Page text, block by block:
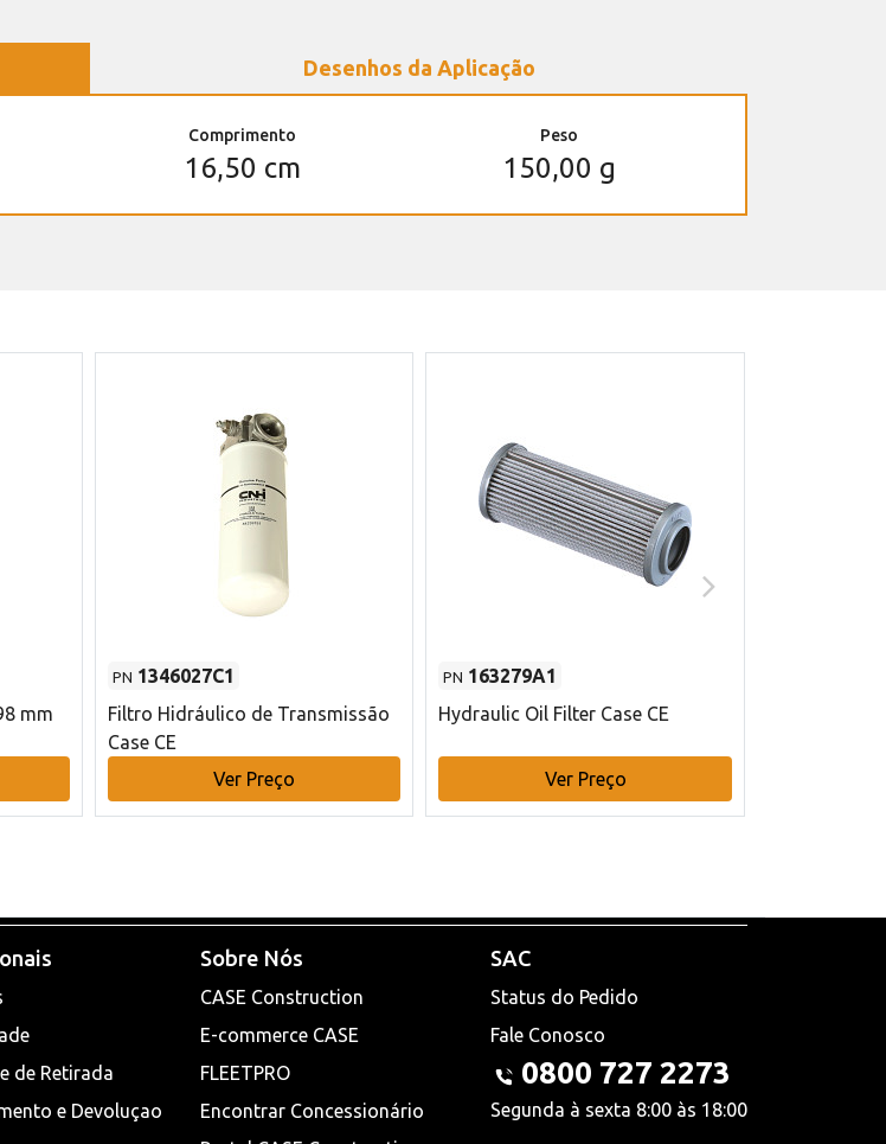
Desenhos da Aplicação
Comprimento
16,50 cm
Peso
150,00 g
mm
PN 1346027C1
Filtro Hidráulico de Transmissão
Case CE
Ver Preço
PN 163279A1
Hydraulic Oil Filter Case CE
Ver Preço
de Retirada
e Devoluçao
Sobre Nós
CASE Construction
E-commerce CASE
FLEETPRO
Encontrar Concessionário
SAC
Status do Pedido
Fale Conosco
0800 727 2273
Segunda à sexta 8:00 às 18:00